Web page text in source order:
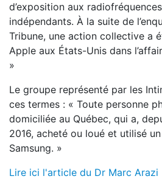
d’exposition aux
indépendants. À la suite de
Tribune, une action collective a
Apple aux États-Unis dans
»
Le groupe représenté par les
ces termes : « Toute personne
domiciliée au Québec, qui a,
2016, acheté ou loué et utilisé
Samsung. »
Lire ici l'article du Dr Marc Arazi